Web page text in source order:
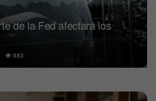
de la Fed afectará los
883